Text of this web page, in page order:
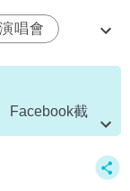
演唱會
Facebook截